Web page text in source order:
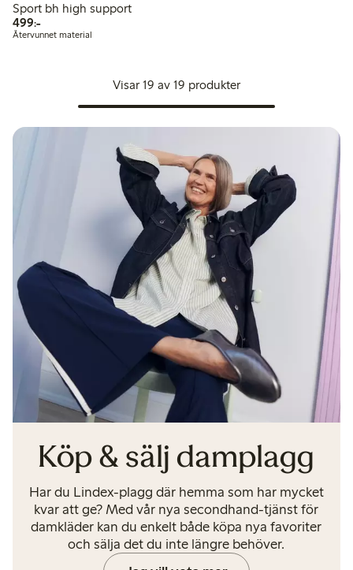
Sport bh high support
499:-499,00 kr
Återvunnet material
Visar 19 av 19 produkter
Köp & sälj damplagg
Har du Lindex-plagg där hemma som har mycket
kvar att ge? Med vår nya secondhand-tjänst för
damkläder kan du enkelt både köpa nya favoriter
och sälja det du inte längre behöver.